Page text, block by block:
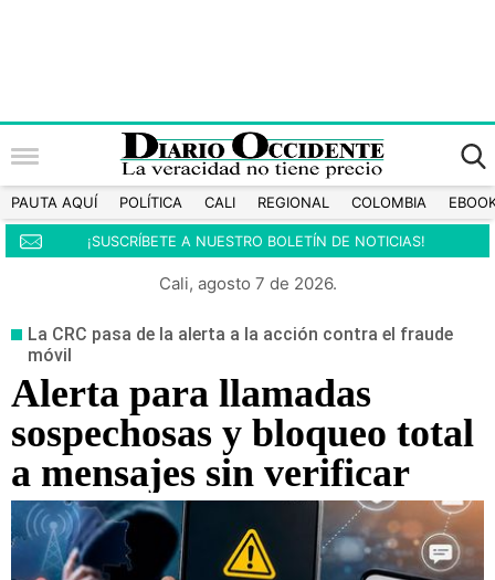
PAUTA AQUÍ POLÍTICA CALI REGIONAL COLOMBIA
¡SUSCRÍBETE A NUESTRO BOLETÍN DE NOTICIAS!
Cali, agosto 7 de 2026.
La CRC pasa de la alerta a la acción contra el fraude
móvil
Alerta para llamadas
sospechosas y bloqueo total
a mensajes sin verificar